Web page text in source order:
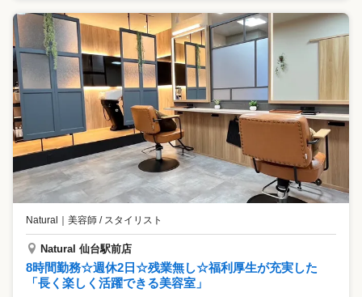
Natural ｜ 美容師 / スタイリスト
Natural 仙台駅前店
8時間勤務☆週休2日☆残業無し☆福利厚生が充実した
「長く楽しく活躍できる美容室」